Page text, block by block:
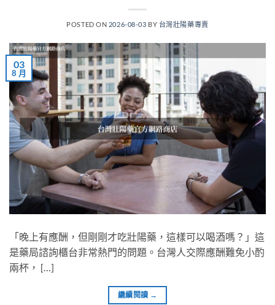
POSTED ON 2026-08-03 BY 台灣壯陽藥專賣
03
8 月
「晚上有應酬，但剛剛才吃壯陽藥，這樣可以喝酒嗎？」這
是藥局諮詢櫃台非常熱門的問題。台灣人交際應酬難免小酌
兩杯， […]
繼續閱讀 →